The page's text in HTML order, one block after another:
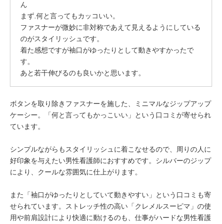
ん
まず.何と言ってもカッコいい。
ファスナーが微妙に非対称であえて見えるようにしている
のがスタイリッシュです。
着た感想ですが袖口がゆったりとして動きやすかったで
す。
あと若干伸びるのも良いかと思います。
ボタンを取り除きファスナーを施した、ミニマルなジップアップ
ケーシー。「何と言ってもかっこいい」という口コミが寄せられ
ています。
シンプルながらもスタイリッシュに着こなせるので、周りの人に
好印象を与えたい男性看護師におすすめです。シルバーのジップ
により、クールな雰囲気に仕上がります。
また「袖口がゆったりとしていて動きやすい」という口コミも寄
せられています。ストレッチ性の高い「クレメルスーピマ」の使
用や前肩設計により快適に動けるのも、仕事がハードな男性看護